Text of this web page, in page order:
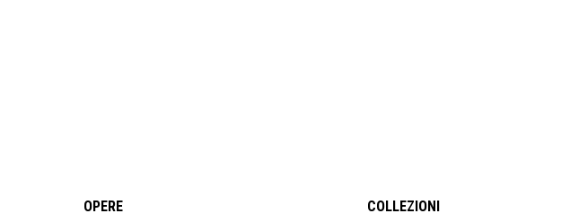
OPERE
COLLEZIONI